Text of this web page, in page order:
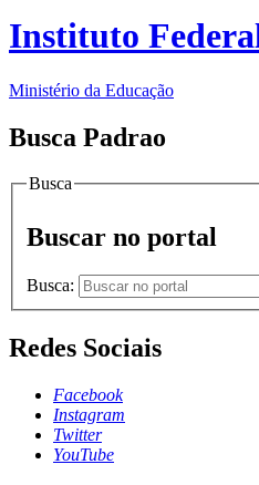
Instituto
Ministério da Educação
Busca Padrao
Busca
Buscar no portal
Busca:
Redes Sociais
Facebook
Instagram
Twitter
YouTube